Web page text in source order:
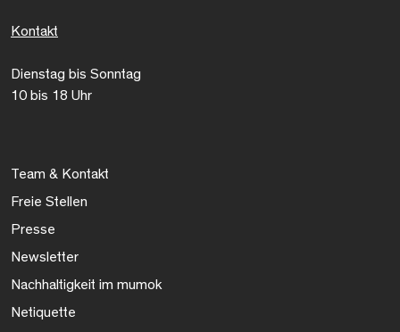
Kontakt
Dienstag bis Sonntag
10 bis 18 Uhr
Team & Kontakt
Freie Stellen
Presse
Newsletter
Nachhaltigkeit im mumok
Netiquette